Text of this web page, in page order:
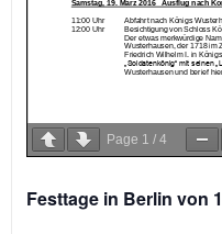
Page 1 / 4
Festtage in Berlin von